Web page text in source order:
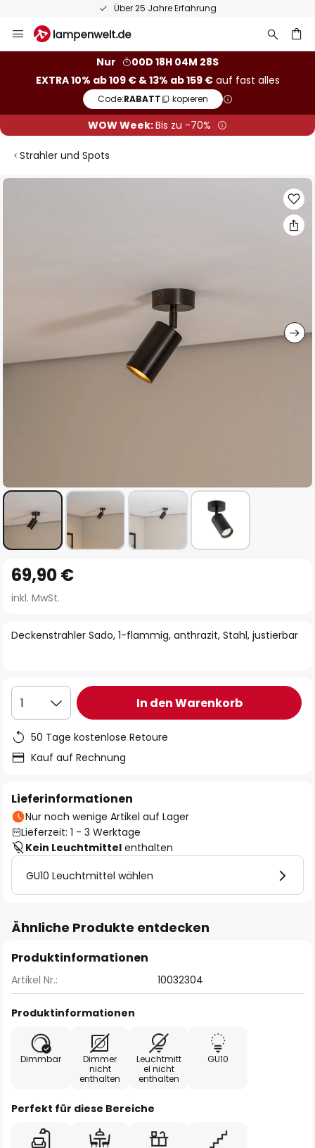
Über 25 Jahre Erfahrung
Inhalt
Nur
00D 18H 04M 27S
EXTRA 10% ab 109 € & 13% ab 159 €auf fast alles
Code:RABATT kopieren
WOW Week:Bis zu -70%
Strahler und Spots
Zum
Anfang
der
springen
Deckenstrahler Sado, 1-flammig, anthrazit, Stahl, justierbar
69,90 €
inkl. MwSt.
1 In den Warenkorb
50 Tage kostenlose Retoure
Kauf auf Rechnung
Lieferinformationen
Nur noch wenige Artikel auf Lager
Lieferzeit: 1 - 3 Werktage
Kein Leuchtmittel enthalten
GU10 Leuchtmittel wählen
Ähnliche Produkte entdecken
Produktinformationen
Artikel Nr.: 10032304
Produktinformationen
Dimmbar
Dimmer
nicht
enthalten
Leuchtmitt
el nicht
enthalten
GU10
Perfekt für diese Bereiche